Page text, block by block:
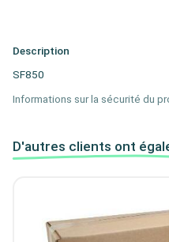
Description
SF850
Informations sur la sécurité du
D'autres clients ont